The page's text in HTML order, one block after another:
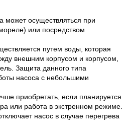
может осуществляться при
или посредством
путем воды, которая
внешним корпусом и корпусом,
Защита данного типа
насоса с небольшими
приобретать, если планируется
или работа в экстренном режиме.
насос в случае перегрева